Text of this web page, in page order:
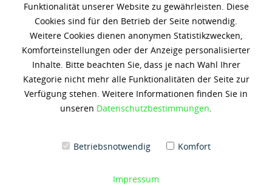
Funktionalität unserer Website zu gewährleisten. Diese
Cookies sind für den Betrieb der Seite notwendig.
Weitere Cookies dienen anonymen Statistikzwecken,
Komforteinstellungen oder der Anzeige personalisierter
Inhalte. Bitte beachten Sie, dass je nach Wahl Ihrer
Kategorie nicht mehr alle Funktionalitäten der Seite zur
Verfügung stehen. Weitere Informationen finden Sie in
unseren Datenschutzbestimmungen.
Betriebsnotwendig Komfort
Impressum
MOBIL GARGOYLE ARCTIC OIL
300
104,98 € *
zzgl. 19% Umsatzsteuerzzgl. Versandkosten